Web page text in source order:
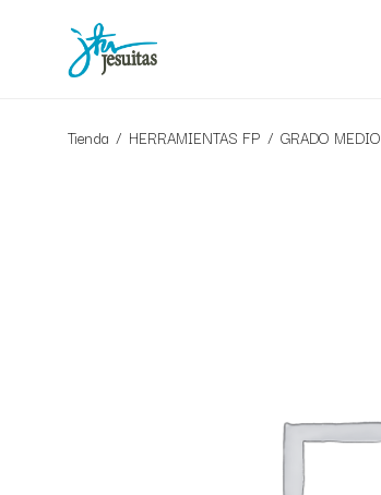
Tienda / HERRAMIENTAS FP / GRADO MEDIO